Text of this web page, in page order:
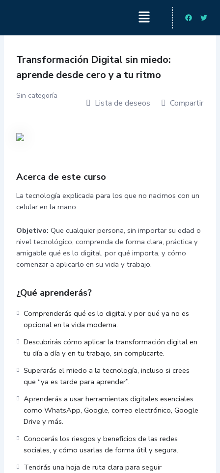
Menú Facebook
Transformación Digital sin miedo:
aprende desde cero y a tu ritmo
Sin categoría
Lista de deseos Compartir
Acerca de este curso
La tecnología explicada para los que no nacimos con un
celular en la mano
Objetivo: Que cualquier persona, sin importar su edad o
nivel tecnológico, comprenda de forma clara, práctica y
amigable qué es lo digital, por qué importa, y cómo
comenzar a aplicarlo en su vida y trabajo.
¿Qué aprenderás?
Comprenderás qué es lo digital y por qué ya no es
opcional en la vida moderna.
Descubrirás cómo aplicar la transformación digital en
tu día a día y en tu trabajo, sin complicarte.
Superarás el miedo a la tecnología, incluso si crees
que “ya es tarde para aprender”.
Aprenderás a usar herramientas digitales esenciales
como WhatsApp, Google, correo electrónico, Google
Drive y más.
Conocerás los riesgos y beneficios de las redes
sociales, y cómo usarlas de forma útil y segura.
Tendrás una hoja de ruta clara para seguir